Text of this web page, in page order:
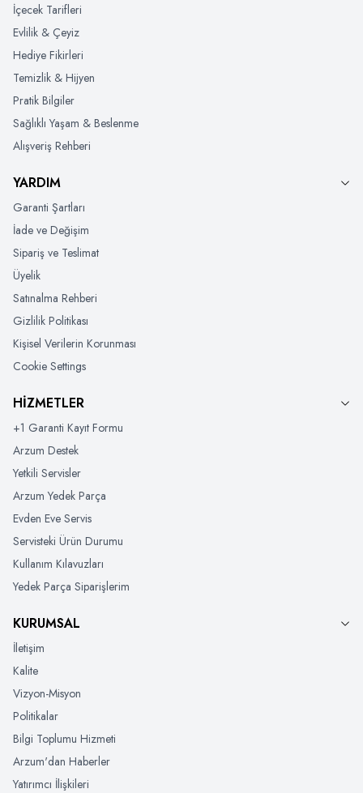
İçecek Tarifleri
Evlilik & Çeyiz
Hediye Fikirleri
Temizlik & Hijyen
Pratik Bilgiler
Sağlıklı Yaşam & Beslenme
Alışveriş Rehberi
YARDIM
Garanti Şartları
İade ve Değişim
Sipariş ve Teslimat
Üyelik
Satınalma Rehberi
Gizlilik Politikası
Kişisel Verilerin Korunması
Cookie Settings
HİZMETLER
+1 Garanti Kayıt Formu
Arzum Destek
Yetkili Servisler
Arzum Yedek Parça
Evden Eve Servis
Servisteki Ürün Durumu
Kullanım Kılavuzları
Yedek Parça Siparişlerim
KURUMSAL
İletişim
Kalite
Vizyon-Misyon
Politikalar
Bilgi Toplumu Hizmeti
Arzum'dan Haberler
Yatırımcı İlişkileri